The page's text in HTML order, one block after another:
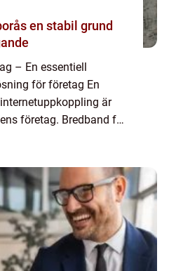
grund
– En essentiell
för företag En
är
företag. Bredband för